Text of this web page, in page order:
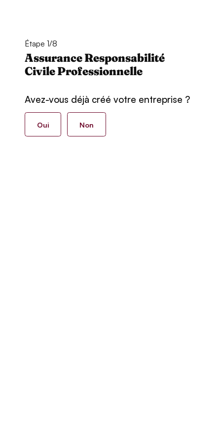
Étape 1/8
Assurance Responsabilité
Civile Professionnelle
Avez-vous déjà créé votre entreprise ?
Oui Non